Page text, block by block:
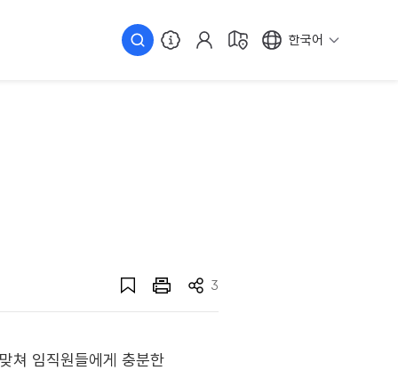
한국어
3
쳐 임직원들에게 충분한